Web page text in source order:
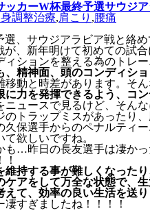
カーW杯最終予選サウジア
調整治療,肩こり ,腰痛
、サウジアラビア戦と絡め
、新年明けて初めての試
ィションを整える為のトレ
、精神面、頭のコンディショ
動と時差があります。そ
に力を発揮できるよう、コ
ニュースで見るけど、そん
トラップミスがあったり
保選手からのペナルティ
欲しいですね。
も…昨日の長友選手は凄か
持する事が難しくなった
ケアをして万全な状態で、
て、効率の良い生活を送り
すぎましたね！！！！